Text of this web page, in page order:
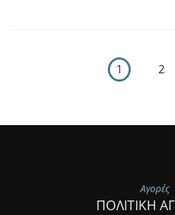
1 2
Αγορές
ΠΟΛΙΤΙΚΗ